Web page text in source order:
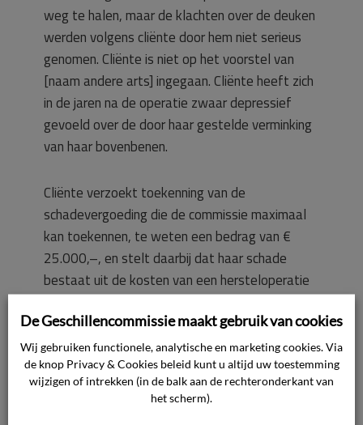
weg te halen, maar de klachten over de deuken
werden volgens cliënte door hem niet serieus
genomen. Cliënte is niet op het voorstel van
[naam andere arts] ingegaan. Cliënte heeft zich
in de jaren na de operatie zwaar depressief
gevoeld over de door haar gestelde verminking
van haar bovenbenen.
Cliënte verzoekt toekenning van de
schadevergoeding die de commissie maximaal
kan toekennen, te weten een bedrag van €
25.000,–, en stelt daarbij dat haar schade
bestaat uit de kosten van een hersteloperatie
door een andere zorgaanbieder en de kosten
van de operatie die door de zorgaanbieder op
19 augustus 2019 is verricht.
Na de indiening van de klacht bij de commissie,
De Geschillencommissie maakt gebruik van cookies
Wij gebruiken functionele, analytische en marketing cookies. Via
de knop Privacy & Cookies beleid kunt u altijd uw toestemming
wijzigen of intrekken (in de balk aan de rechteronderkant van
het scherm).